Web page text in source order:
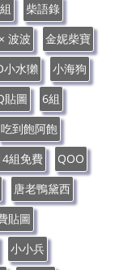
柴語錄
波波
金妮柴寶
小水獺
小海狗
貼圖
6組
吃到飽阿飽
組免費
QOO
唐老鴨黛西
貼圖
小小兵